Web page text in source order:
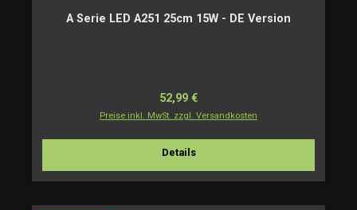
A Serie LED A251 25cm 15W - DE Version
Regulärer Preis:
52,99 €
Preise inkl. MwSt. zzgl. Versandkosten
Details